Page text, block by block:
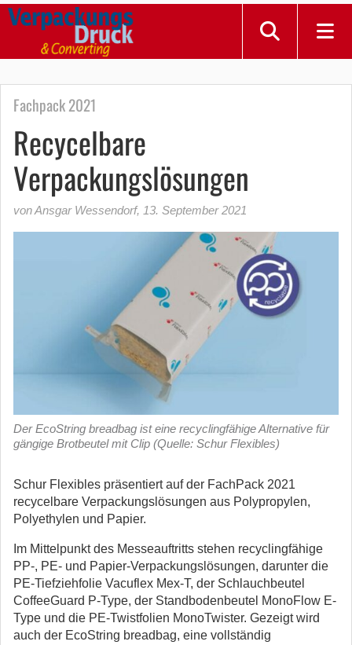
Fachpack 2021
Recycelbare
Verpackungslösungen
von Ansgar Wessendorf, 13. September 2021
Der EcoString breadbag ist eine recyclingfähige Alternative für
gängige Brotbeutel mit Clip (Quelle: Schur Flexibles)
Schur Flexibles präsentiert auf der FachPack 2021
recycelbare Verpackungslösungen aus Polypropylen,
Polyethylen und Papier.
Im Mittelpunkt des Messeauftritts stehen recyclingfähige
PP-, PE- und Papier-Verpackungslösungen, darunter die
PE-Tiefziehfolie Vacuflex Mex-T, der Schlauchbeutel
CoffeeGuard P-Type, der Standbodenbeutel MonoFlow E-
Type und die PE-Twistfolien MonoTwister. Gezeigt wird
auch der EcoString breadbag, eine vollständig